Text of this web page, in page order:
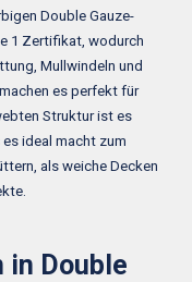
Double Gauze-
1 Zertifikat, wodurch
Mullwindeln und
es perfekt für
Struktur ist es
ideal macht zum
als weiche Decken
in Double